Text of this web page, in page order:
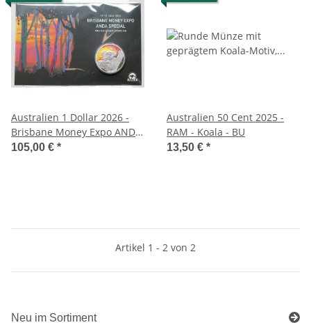
Australien 1 Dollar 2026 -
Brisbane Money Expo ANDA
special - Koala
105,00 € *
Australien 50 Cent 2025 -
RAM - Koala - BU
13,50 € *
Artikel 1 - 2 von 2
Neu im Sortiment